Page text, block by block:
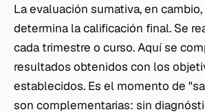
La evaluación sumativa, en
determina la calificación final. Se
cada trimestre o curso. Aquí se
resultados obtenidos con los
establecidos. Es el momento de
son complementarias: sin